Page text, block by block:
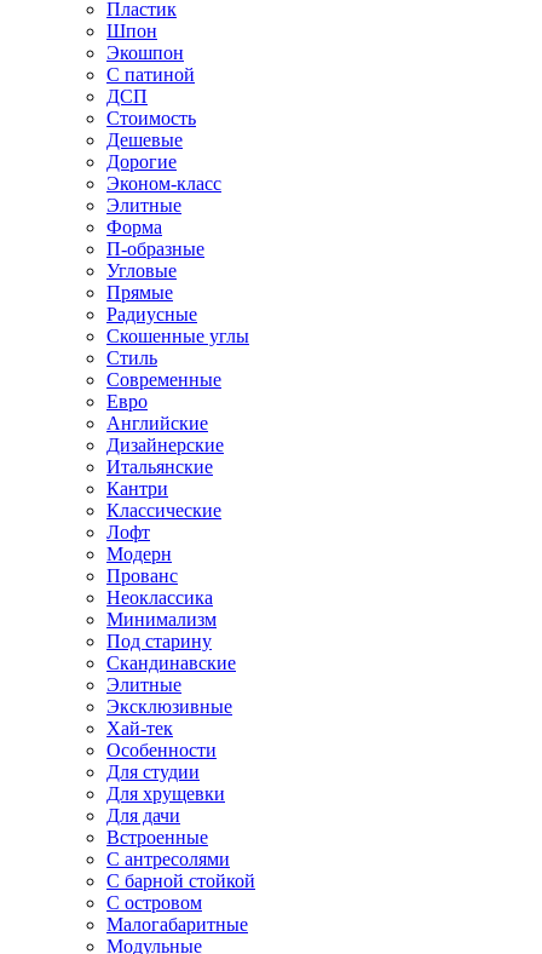
Пластик
Шпон
Экошпон
С патиной
ДСП
Стоимость
Дешевые
Дорогие
Эконом-класс
Элитные
Форма
П-образные
Угловые
Прямые
Радиусные
Скошенные углы
Стиль
Современные
Евро
Английские
Дизайнерские
Итальянские
Кантри
Классические
Лофт
Модерн
Прованс
Неоклассика
Минимализм
Под старину
Скандинавские
Элитные
Эксклюзивные
Хай-тек
Особенности
Для студии
Для хрущевки
Для дачи
Встроенные
С антресолями
С барной стойкой
С островом
Малогабаритные
Модульные